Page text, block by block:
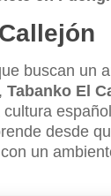
buscan un
Tabanko El
desde
un